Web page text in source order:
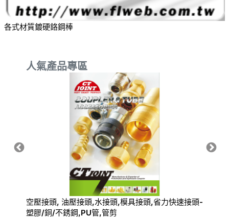
各式材質鍍硬鉻鋼棒
人氣產品專區
空壓接頭, 油壓接頭,水接頭,模具接頭,省力快速接頭-
塑膠/銅/不銹鋼,PU管,管剪